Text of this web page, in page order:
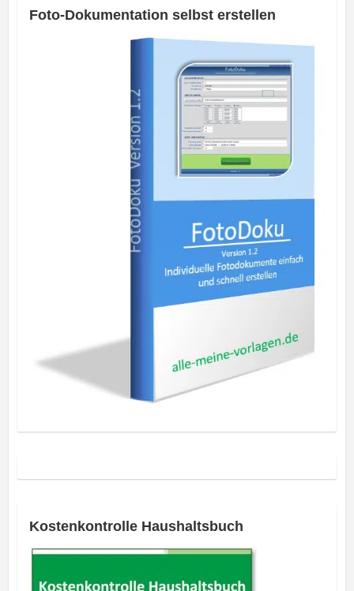
Foto-Dokumentation selbst erstellen
Kostenkontrolle Haushaltsbuch